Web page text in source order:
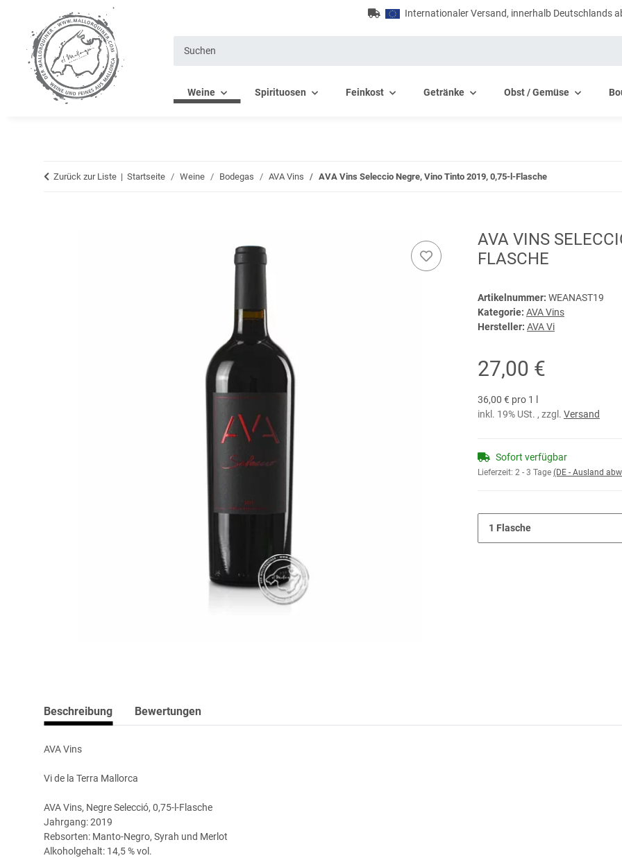
Internationaler Versand, innerhalb Deutschlands
Weine Spirituosen Feinkost Getränke Obst / Gemüse
Zurück zur Liste Startseite Weine Bodegas AVA Vins AVA Vins Seleccio Negre, Vino Tinto 2019, 0,75-l-Flasche
AVA VINS
FLASCHE
Artikelnummer: WEANAST19
Kategorie: AVA Vins
Hersteller: AVA Vi
27,00 €
36,00 € pro 1 l
inkl. 19% USt. , zzgl. Versand
Sofort verfügbar
Lieferzeit: 2 - 3 Tage (DE - Ausland
Beschreibung Bewertungen
AVA Vins
Vi de la Terra Mallorca
AVA Vins, Negre Selecció, 0,75-l-Flasche
Jahrgang: 2019
Rebsorten: Manto-Negro, Syrah und Merlot
Alkoholgehalt: 14,5 % vol.